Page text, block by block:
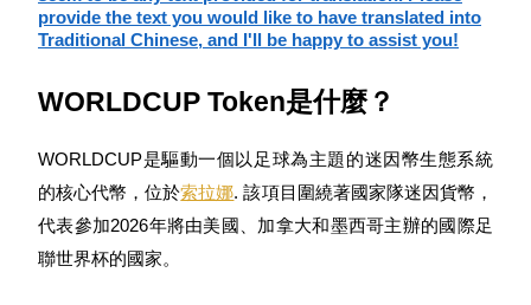
坐享盈利分成和跟單分傭
合約資訊
provide the text you would like to have translated into
Traditional Chinese, and I'll be happy to assist you!
WORLDCUP Token是什麼？
WORLDCUP是驅動一個以足球為主題的迷因幣生態系統
的核心代幣，位於索拉娜. 該項目圍繞著國家隊迷因貨幣，
代表參加2026年將由美國、加拿大和墨西哥主辦的國際足
聯世界杯的國家。